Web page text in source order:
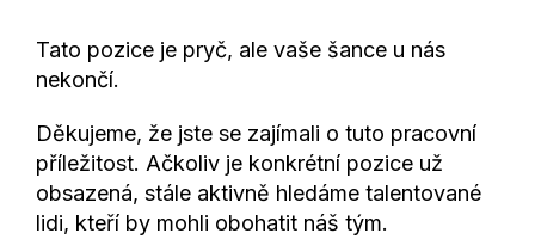
Tato pozice je pryč, ale vaše šance u nás
nekončí.
Děkujeme, že jste se zajímali o tuto pracovní
příležitost. Ačkoliv je konkrétní pozice už
obsazená, stále aktivně hledáme talentované
lidi, kteří by mohli obohatit náš tým.